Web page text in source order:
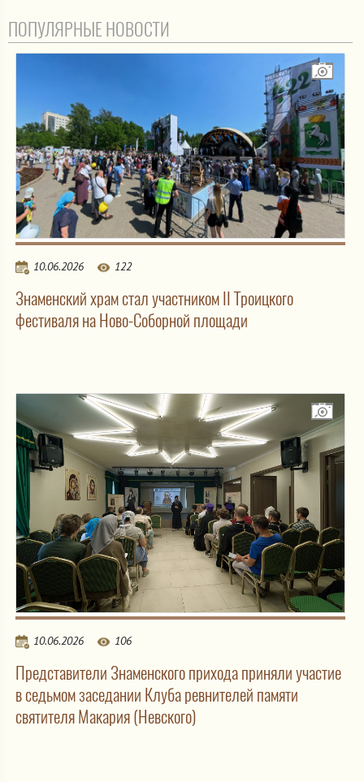
ПОПУЛЯРНЫЕ НОВОСТИ
10.06.2026 122
Знаменский храм стал участником II Троицкого
фестиваля на Ново-Соборной площади
10.06.2026 106
Представители Знаменского прихода приняли участие
в седьмом заседании Клуба ревнителей памяти
святителя Макария (Невского)